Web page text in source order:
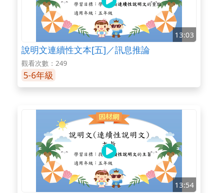
13:03
說明文連續性文本[五]／訊息推論
觀看次數：249
5-6年級
13:54